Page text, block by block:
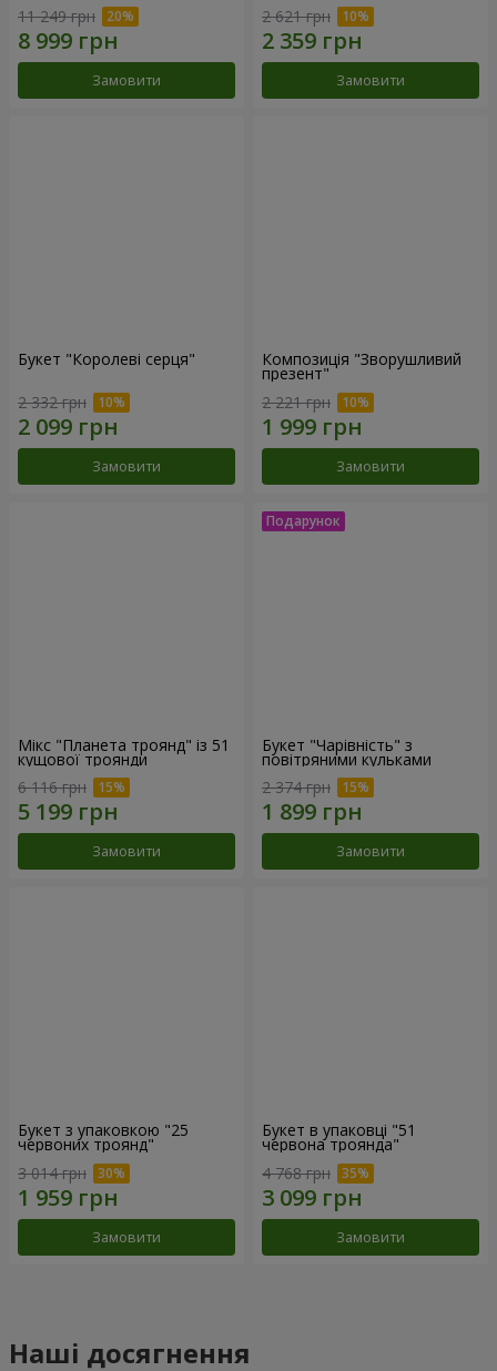
11 249 грн
Замовити
2 621 грн
Замовити
Букет "Королеві серця"
2 332 грн
Замовити
Композиція "Зворушливий
презент"
2 221 грн
Замовити
Мікс "Планета троянд" із 51
кущової троянди
6 116 грн
Замовити
Букет "Чарівність" з
повітряними кульками
2 374 грн
Замовити
Букет з упаковкою "25
червоних троянд"
3 014 грн
Замовити
Букет в упаковці "51
червона троянда"
4 768 грн
Замовити
Наші досягнення